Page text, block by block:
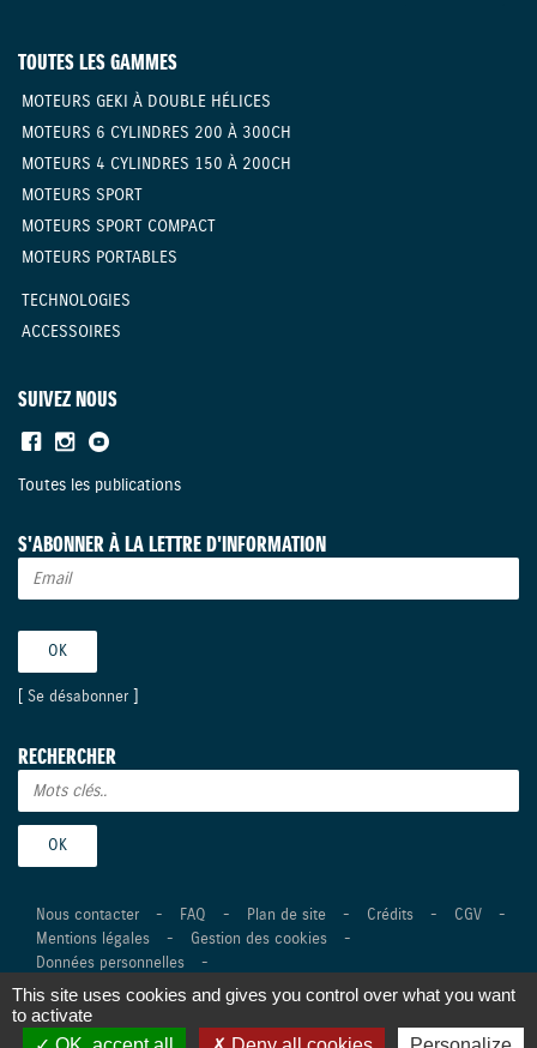
TOUTES LES GAMMES
MOTEURS GEKI À DOUBLE HÉLICES
MOTEURS 6 CYLINDRES 200 À 300CH
MOTEURS 4 CYLINDRES 150 À 200CH
MOTEURS SPORT
MOTEURS SPORT COMPACT
MOTEURS PORTABLES
TECHNOLOGIES
ACCESSOIRES
SUIVEZ NOUS
Toutes les publications
S'ABONNER À LA LETTRE D'INFORMATION
Se désabonner
RECHERCHER
Nous contacter - FAQ - Plan de site - Crédits - CGV
-
Mentions légales
- Gestion des cookies
-
Données personnelles
-
©Suzuki Marine 2026 Tous droits réservés -Réalisation Agence
Digitale Versio
This site uses cookies and gives you control over what you want
to activate